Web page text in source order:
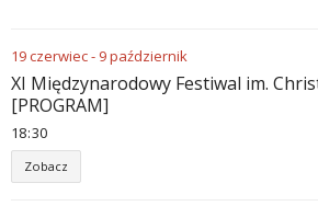
19czerwiec- 9październik
XI Międzynarodowy Festiwal im.
[PROGRAM]
18 30
Zobacz